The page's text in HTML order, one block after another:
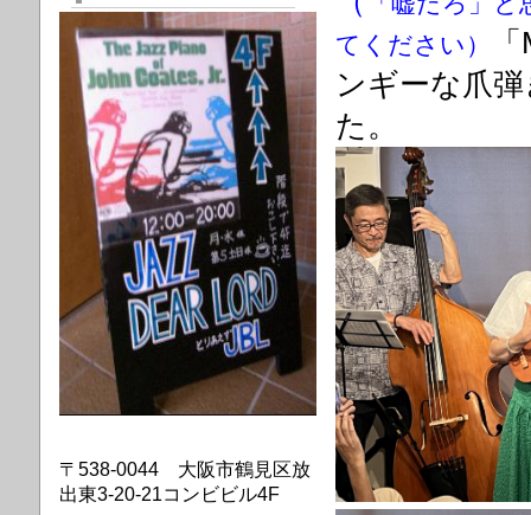
てください）
ンギーな爪
た。
〒538-0044 大阪市鶴見区放
出東3-20-21コンビビル4F